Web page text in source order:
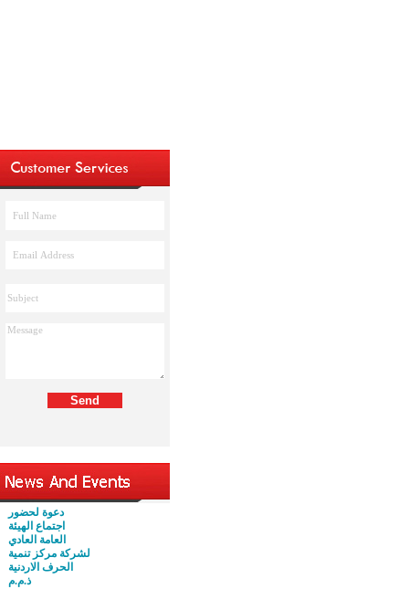
دعوة لحضور
اجتماع الهيئة
العامة العادي
لشركة مركز تنمية
الحرف الاردنية
ذ.م.م